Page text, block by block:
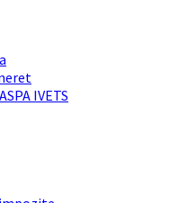
IVETS